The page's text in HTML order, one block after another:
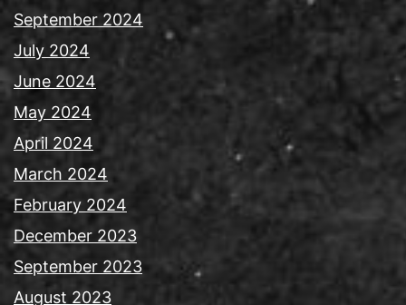
September 2024
July 2024
June 2024
May 2024
April 2024
March 2024
February 2024
December 2023
September 2023
August 2023